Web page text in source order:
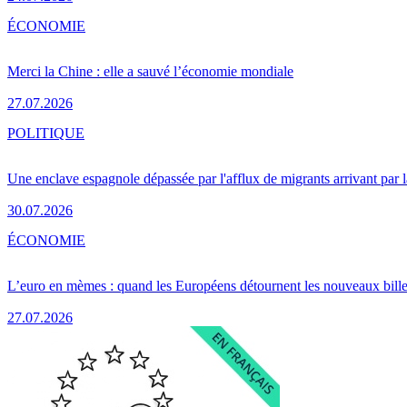
Merci la Chine : elle a sauvé l’économie mondiale
27.07.2026
ÉCONOMIE
Une enclave espagnole dépassée par l'afflux de migrants arrivant par
30.07.2026
POLITIQUE
L’euro en mèmes : quand les Européens détournent les nouveaux
27.07.2026
ÉCONOMIE